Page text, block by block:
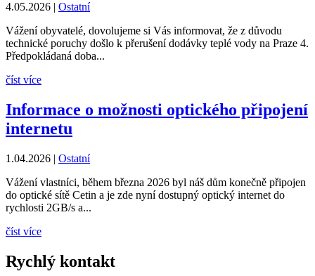
4.05.2026 | Ostatní
Vážení obyvatelé, dovolujeme si Vás informovat, že z důvodu
technické poruchy došlo k přerušení dodávky teplé vody na Praze 4.
Předpokládaná doba...
číst více
Informace o možnosti optického připojení
internetu
1.04.2026 | Ostatní
Vážení vlastníci, během března 2026 byl náš dům konečně připojen
do optické sítě Cetin a je zde nyní dostupný optický internet do
rychlosti 2GB/s a...
číst více
Rychlý kontakt